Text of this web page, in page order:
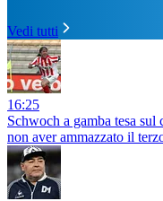
Vedi tutti
16:25
Schwoch a gamba tesa
non aver ammazzato il